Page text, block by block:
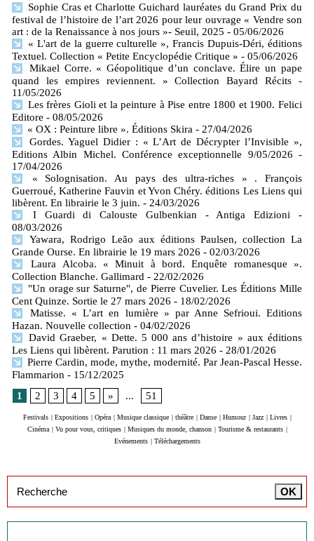
Sophie Cras et Charlotte Guichard lauréates du Grand Prix du
festival de l’histoire de l’art 2026 pour leur ouvrage « Vendre son
art : de la Renaissance à nos jours »- Seuil, 2025 - 05/06/2026
« L'art de la guerre culturelle », Francis Dupuis-Déri, éditions
Textuel. Collection « Petite Encyclopédie Critique » - 05/06/2026
Mikael Corre. « Géopolitique d’un conclave. Élire un pape
quand les empires reviennent. » Collection Bayard Récits
-
11/05/2026
Les frères Gioli et la peinture à Pise entre 1800 et 1900. Felici
Editore - 08/05/2026
« OX : Peinture libre ». Éditions Skira - 27/04/2026
Gordes. Yaguel Didier : « L’Art de Décrypter l’Invisible »,
Editions Albin Michel. Conférence exceptionnelle 9/05/2026 -
17/04/2026
« Solognisation. Au pays des ultra-riches » . François
Guerroué, Katherine Fauvin et Yvon Chéry. éditions Les Liens qui
libèrent. En librairie le 3 juin. - 24/03/2026
I Guardi di Calouste Gulbenkian - Antiga Edizioni
-
08/03/2026
Yawara, Rodrigo Leão aux éditions Paulsen, collection La
Grande Ourse. En librairie le 19 mars 2026 - 02/03/2026
Laura Alcoba. « Minuit à bord. Enquête romanesque ».
Collection Blanche. Gallimard - 22/02/2026
"Un orage sur Saturne", de Pierre Cuvelier. Les Éditions Mille
Cent Quinze. Sortie le 27 mars 2026 - 18/02/2026
Matisse. « L’art en lumière » par Anne Sefrioui. Editions
Hazan. Nouvelle collection - 04/02/2026
David Graeber, « Dette. 5 000 ans d’histoire » aux éditions
Les Liens qui libèrent. Parution : 11 mars 2026 - 28/01/2026
Pierre Cardin, mode, mythe, modernité. Par Jean-Pascal Hesse.
Flammarion - 15/12/2025
1
2 3 4 5 » ... 51
Festivals Expositions Opéra Musique classique théâtre Danse Humour Jazz Livres
Cinéma
Vu pour vous, critiques Musiques du monde, chanson Tourisme & restaurants
Evénements
Téléchargements